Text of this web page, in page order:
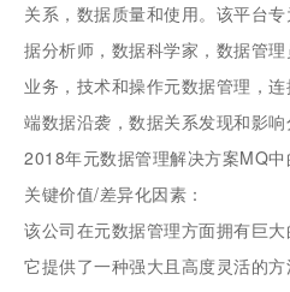
关系，数据质量和使用。该平台
据分析师，数据科学家，数据管
业务，技术和操作元数据管理，
端数据沿袭，数据关系发现和影
2018年元数据管理解决方案MQ中
关键价值/差异化因素：
该公司在元数据管理方面拥有巨大
它提供了一种强大且高度灵活的